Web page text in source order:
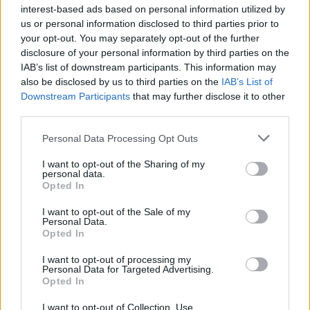
interest-based ads based on personal information utilized by
us or personal information disclosed to third parties prior to
your opt-out. You may separately opt-out of the further
disclosure of your personal information by third parties on the
IAB’s list of downstream participants. This information may
also be disclosed by us to third parties on the IAB’s List of
Downstream Participants that may further disclose it to other
Personal Data Processing Opt Outs
I want to opt-out of the Sharing of my
personal data.
Opted In
I want to opt-out of the Sale of my
Personal Data.
Opted In
I want to opt-out of processing my
Personal Data for Targeted Advertising.
Opted In
I want to opt-out of Collection, Use,
Zitat von Peredes:↑
Danke erstmal.... aber das war echt doof ,bin mit meiner Süssen
L42 ich Lv43 rein wollten den Ahnenwolf legen.. mitteinmal kommt
nen DK LV45 und haut den um !! der ist einfach auf der Karte
erschienen und hat den BigBoss kurzgelegt wir nochmal hin keine
Belohnung und nix mehr !!Und nein .....der gehörte nicht in mein
Gruppe ,da er in einer war und ich oft nur zu zweit gehe !! Da hat
sich was überschnitten und das nicht zum erstem mal !!
wichtig erscheint
weils verschwendet wurde aber das interesirt BP nicht
6 April 2015
Hextrasher
Zitat von paul21061969:
lo ziel orentirt